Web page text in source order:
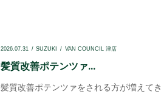
2026.07.31 SUZUKI VAN COUNCIL 津店
髪質改善ポテンツァ...
髪質改善ポテンツァをされる方が増えてき